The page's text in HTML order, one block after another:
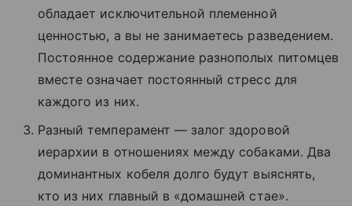
обладает исключительной племенной
ценностью, а вы не занимаетесь разведением.
Постоянное содержание разнополых питомцев
вместе означает постоянный стресс для
каждого из них.
Разный темперамент — залог здоровой
иерархии в отношениях между собаками. Два
доминантных кобеля долго будут выяснять,
кто из них главный в «домашней стае».